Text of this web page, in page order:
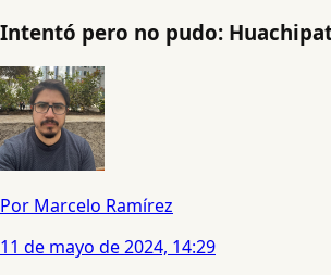
Intentó pero no pudo:
Por Marcelo Ramírez
11 de mayo de 2024, 14:29